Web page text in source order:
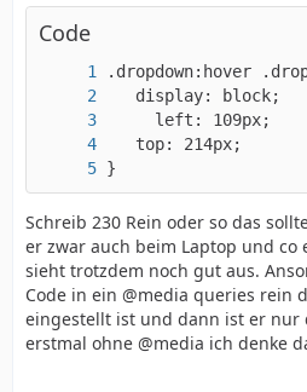
Code
}
Schreib 230 Rein oder so das
er zwar auch beim Laptop und co
sieht trotzdem noch gut aus.
Code in ein @media queries rein
eingestellt ist und dann ist er nur
erstmal ohne @media ich denke